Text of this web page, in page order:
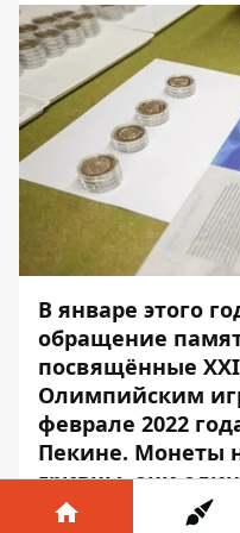
В январе этого
обращение
посвящённые
Олимпийским
феврале 2022
Пекине. Монеты
гривны, они